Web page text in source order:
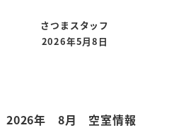
さつまスタッフ
投稿日
2026年5月8日
2026年 8月 空室情報